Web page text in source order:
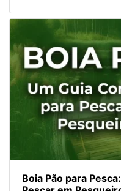
Boia Pão para